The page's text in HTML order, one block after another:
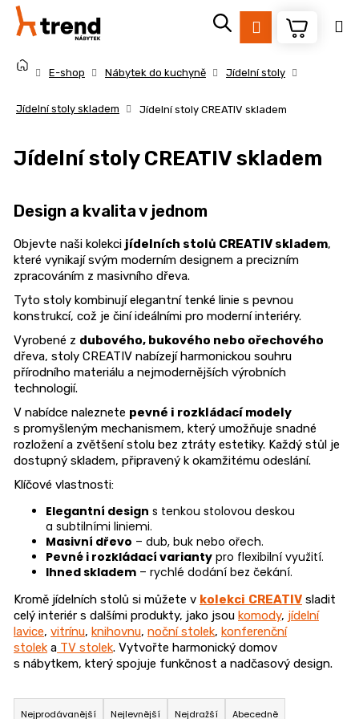
Přejít
obsah
Přihlášení
E-shop Nábytek do kuchyně Jídelní stoly
Jídelní stoly skladem Jídelní stoly CREATIV skladem
Jídelní stoly CREATIV skladem
Design a kvalita v jednom
Objevte naši kolekci jídelních stolů CREATIV skladem,
které vynikají svým moderním designem a precizním
zpracováním z masivního dřeva.
Tyto stoly kombinují elegantní tenké linie s pevnou
konstrukcí, což je činí ideálními pro moderní interiéry.
Vyrobené z dubového, bukového nebo ořechového
dřeva, stoly CREATIV nabízejí harmonickou souhru
přírodního materiálu a nejmodernějších výrobních
technologií.
V nabídce naleznete pevné i rozkládací modely
s promyšleným mechanismem, který umožňuje snadné
rozložení a zvětšení stolu bez ztráty estetiky. Každý stůl je
dostupný skladem, připravený k okamžitému odeslání.
Klíčové vlastnosti:
Elegantní design s tenkou stolovou deskou
a subtilními liniemi.
Masivní dřevo – dub, buk nebo ořech.
Pevné i rozkládací varianty pro flexibilní využití.
Ihned skladem – rychlé dodání bez čekání.
Kromě jídelních stolů si můžete v kolekci CREATIV sladit
celý interiér s dalšími produkty, jako jsou komody, jídelní
lavice, vitrínu, knihovnu, noční stolek, konferenční
stolek a TV stolek. Vytvořte harmonický domov
s nábytkem, který spojuje funkčnost a nadčasový design.
Ř
Nejprodávanější Nejlevnější Nejdražší Abecedně
Zpět
Zpět
HLEDAT